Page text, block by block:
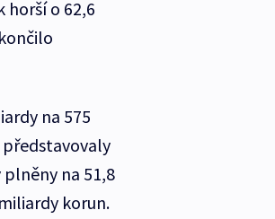
o 62,6
na 575
na 51,8
korun.